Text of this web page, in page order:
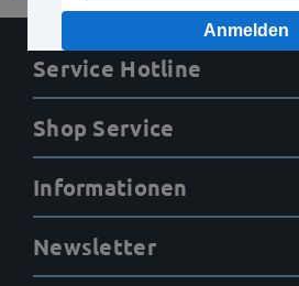
Anmelden
Service Hotline
Shop Service
Informationen
Newsletter